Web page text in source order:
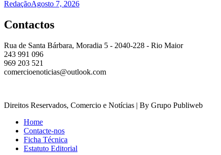
RedaçãoAgosto 7, 2026
Contactos
Rua de Santa Bárbara, Moradia 5 - 2040-228 - Rio Maior
243 991 096
969 203 521
comercioenoticias@outlook.com
Direitos Reservados, Comercio e Notícias | By Grupo Publiweb
Home
Contacte-nos
Ficha Técnica
Estatuto Editorial